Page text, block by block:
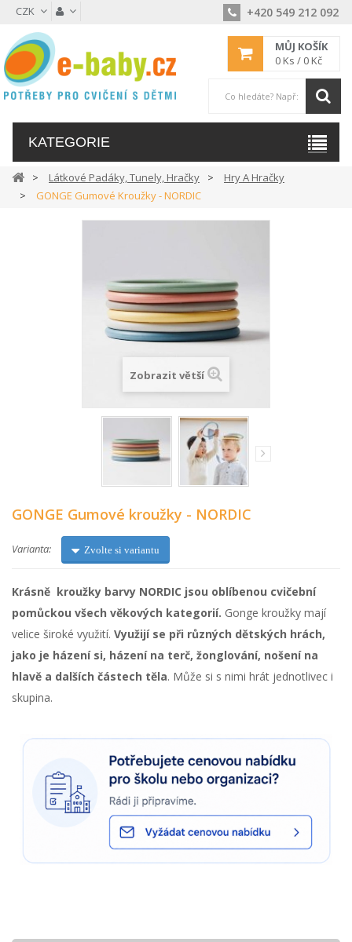
CZK +420 549 212 092
MŮJ KOŠÍK
0 Ks / 0 Kč
KATEGORIE
Látkové Padáky, Tunely, Hračky
Hry A Hračky
GONGE Gumové Kroužky - NORDIC
Zobrazit větší
GONGE Gumové kroužky - NORDIC
Varianta: Zvolte si variantu
Krásně kroužky barvy NORDIC jsou oblíbenou cvičební
pomůckou všech věkových kategorií. Gonge kroužky mají
velice široké využití. Využijí se při různých dětských hrách,
jako je házení si, házení na terč, žonglování, nošení na
hlavě a dalších částech těla. Může si s nimi hrát jednotlivec i
skupina.